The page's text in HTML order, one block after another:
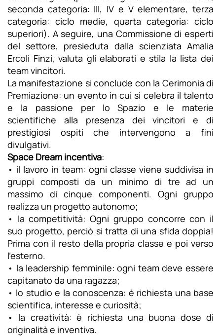
seconda categoria: III, IV e V elementare, terza
categoria: ciclo medie, quarta categoria: ciclo
superiori). A seguire, una Commissione di esperti
del settore, presieduta dalla scienziata Amalia
Ercoli Finzi, valuta gli elaborati e stila la lista dei
team vincitori.
La manifestazione si conclude con la Cerimonia di
Premiazione: un evento in cui si celebra il talento
e la passione per lo Spazio e le materie
scientifiche alla presenza dei vincitori e di
prestigiosi ospiti che intervengono a fini
divulgativi.
Space Dream incentiva:
• il lavoro in team: ogni classe viene suddivisa in
gruppi composti da un minimo di tre ad un
massimo di cinque componenti. Ogni gruppo
realizza un progetto autonomo;
• la competitività: Ogni gruppo concorre con il
suo progetto, perciò si tratta di una sfida doppia!
Prima con il resto della propria classe e poi verso
l’esterno.
• la leadership femminile: ogni team deve essere
capitanato da una ragazza;
• lo studio e la conoscenza: è richiesta una base
scientifica, interesse e curiosità;
• la creatività: è richiesta una buona dose di
originalità e inventiva.